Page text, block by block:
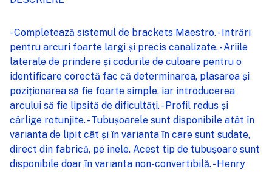
TOT
ADAUGĂ
%STR%
ÎN COȘ
- Completează sistemul de brackets Maestro. - Intrări
pentru arcuri foarte largi și precis canalizate. - Ariile
laterale de prindere și codurile de culoare pentru o
identificare corectă fac că determinarea, plasarea și
poziționarea să fie foarte simple, iar introducerea
arcului să fie lipsită de dificultăți. - Profil redus și
cârlige rotunjite. - Tubușoarele sunt disponibile atât în
varianta de lipit cât și în varianta în care sunt sudate,
direct din fabrică, pe inele. Acest tip de tubușoare sunt
disponibile doar în varianta non-convertibilă. - Henry